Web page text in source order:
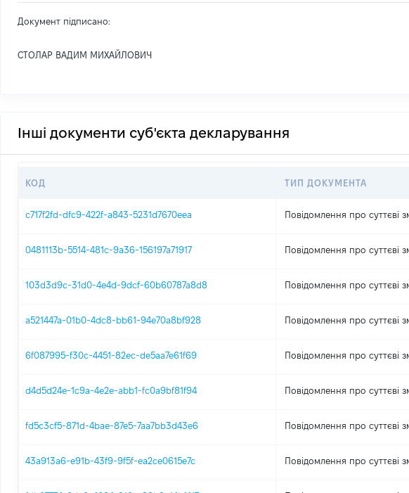
Документ підписано:
СТОЛАР ВАДИМ МИХАЙЛОВИЧ
Інші документи суб'єкта декларування
КОД ТИП ДОКУМЕНТА
c717f2fd-dfc9-422f-a843-5231d7670eea Повідомлення про суттєві
0481113b-5514-481c-9a36-156197a71917 Повідомлення про суттєві
103d3d9c-31d0-4e4d-9dcf-60b60787a8d8 Повідомлення про суттєві
a521447a-01b0-4dc8-bb61-94e70a8bf928 Повідомлення про суттєві
6f087995-f30c-4451-82ec-de5aa7e61f69 Повідомлення про суттєві
d4d5d24e-1c9a-4e2e-abb1-fc0a9bf81f94 Повідомлення про суттєві
fd5c3cf5-871d-4bae-87e5-7aa7bb3d43e6 Повідомлення про суттєві
43a913a6-e91b-43f9-9f5f-ea2ce0615e7c Повідомлення про суттєві